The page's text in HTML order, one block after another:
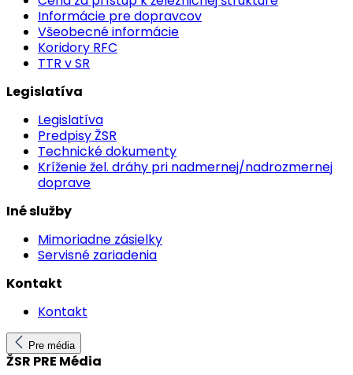
Informácie pre dopravcov
Všeobecné informácie
Koridory RFC
TTR v SR
Legislatíva
Legislatíva
Predpisy ŽSR
Technické dokumenty
Kríženie žel. dráhy pri nadmernej/nadrozmernej
doprave
Iné služby
Mimoriadne zásielky
Servisné zariadenia
Kontakt
Kontakt
Pre média
ŽSR PRE Média